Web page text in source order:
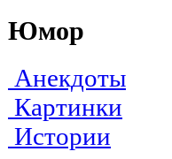
Юмор
Анекдоты
Картинки
Истории